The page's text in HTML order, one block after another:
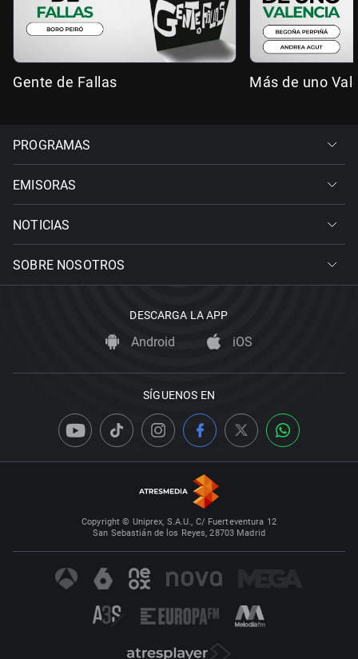
Gente de Fallas Más de uno
PROGRAMAS
EMISORAS
NOTICIAS
SOBRE NOSOTROS
DESCARGA LA APP
Android iOS
SÍGUENOS EN
Copyright © Uniprex, S.A.U., C/ Fuerteventura 12
San Sebastián de los Reyes, 28703 Madrid